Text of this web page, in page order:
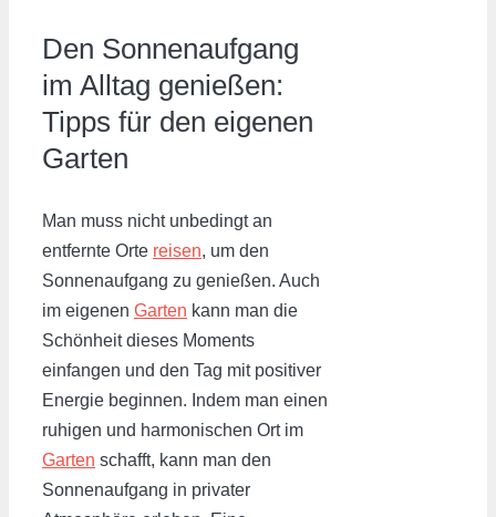
Den Sonnenaufgang
im Alltag genießen:
Tipps für den eigenen
Garten
Man muss nicht unbedingt an
entfernte Orte reisen, um den
Sonnenaufgang zu genießen. Auch
im eigenen Garten kann man die
Schönheit dieses Moments
einfangen und den Tag mit positiver
Energie beginnen. Indem man einen
ruhigen und harmonischen Ort im
Garten schafft, kann man den
Sonnenaufgang in privater